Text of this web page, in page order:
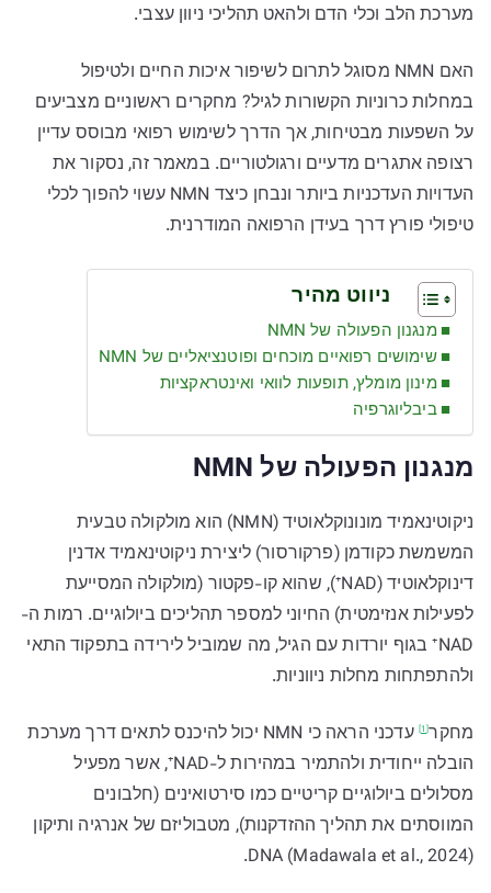
מערכת הלב וכלי הדם ולהאט תהליכי ניוון עצבי.
האם NMN מסוגל לתרום לשיפור איכות החיים ולטיפול
במחלות כרוניות הקשורות לגיל? מחקרים ראשוניים מצביעים
על השפעות מבטיחות, אך הדרך לשימוש רפואי מבוסס עדיין
רצופה אתגרים מדעיים ורגולטוריים. במאמר זה, נסקור את
העדויות העדכניות ביותר ונבחן כיצד NMN עשוי להפוך לכלי
טיפולי פורץ דרך בעידן הרפואה המודרנית.
ניווט מהיר
מנגנון הפעולה של NMN
שימושים רפואיים מוכחים ופוטנציאליים של NMN
מינון מומלץ, תופעות לוואי ואינטראקציות
ביבליוגרפיה
מנגנון הפעולה של NMN
ניקוטינאמיד מונונוקלאוטיד (NMN) הוא מולקולה טבעית
המשמשת כקודמן (פרקורסור) ליצירת ניקוטינאמיד אדנין
דינוקלאוטיד (NAD⁺), שהוא קו-פקטור (מולקולה המסייעת
לפעילות אנזימטית) החיוני למספר תהליכים ביולוגיים. רמות ה-
NAD⁺ בגוף יורדות עם הגיל, מה שמוביל לירידה בתפקוד התאי
ולהתפתחות מחלות ניווניות.
מחקר[1]
עדכני הראה כי NMN יכול להיכנס לתאים דרך מערכת
הובלה ייחודית ולהתמיר במהירות ל-NAD⁺, אשר מפעיל
מסלולים ביולוגיים קריטיים כמו סירטואינים (חלבונים
המווסתים את תהליך ההזדקנות), מטבוליזם של אנרגיה ותיקון
DNA (Madawala et al., 2024).